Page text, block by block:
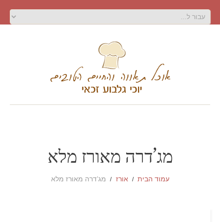
מג’דרה מאורז מלא
עמוד הבית אורז מג’דרה מאורז מלא